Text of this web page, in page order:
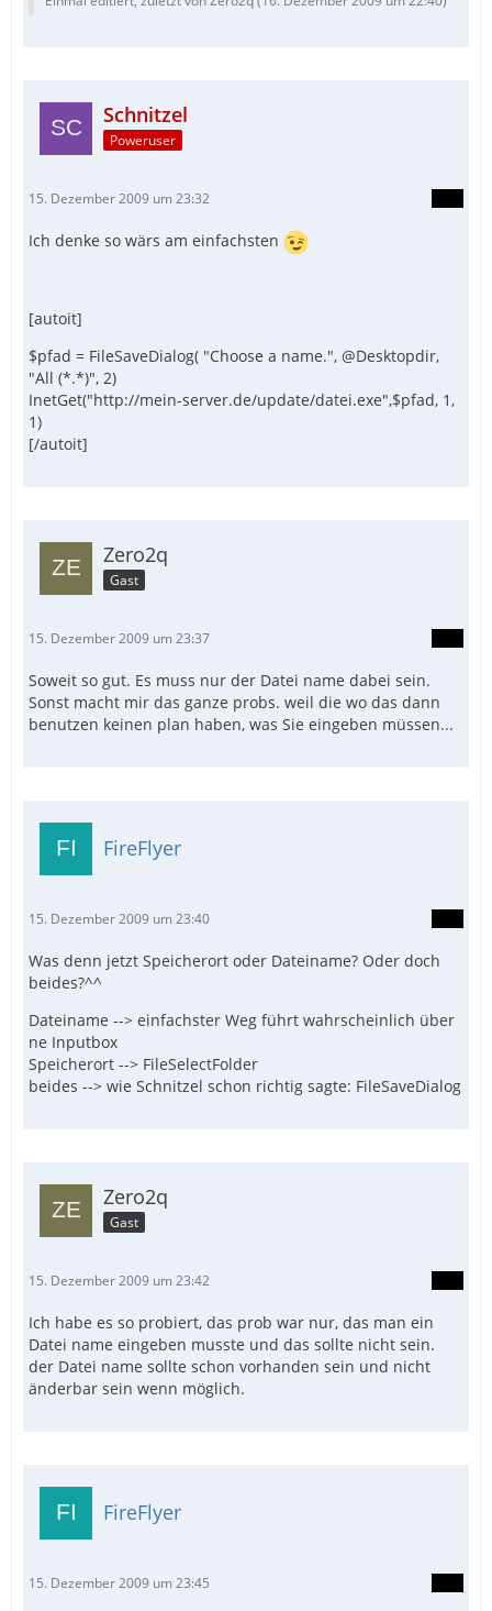
Schnitzel
Poweruser
15. Dezember 2009 um 23:32
Ich denke so wärs am einfachsten
[autoit]
$pfad = FileSaveDialog( "Choose a name.", @Desktopdir,
"All (*.*)", 2)
InetGet("http://mein-server.de/update/datei.exe",$pfad, 1,
1)
[/autoit]
Zero2q
Gast
15. Dezember 2009 um 23:37
Soweit so gut. Es muss nur der Datei name dabei sein.
Sonst macht mir das ganze probs. weil die wo das dann
benutzen keinen plan haben, was Sie eingeben müssen...
FireFlyer
15. Dezember 2009 um 23:40
Was denn jetzt Speicherort oder Dateiname? Oder doch
beides?^^
Dateiname --> einfachster Weg führt wahrscheinlich über
ne Inputbox
Speicherort --> FileSelectFolder
beides --> wie Schnitzel schon richtig sagte: FileSaveDialog
Zero2q
Gast
15. Dezember 2009 um 23:42
Ich habe es so probiert, das prob war nur, das man ein
Datei name eingeben musste und das sollte nicht sein.
der Datei name sollte schon vorhanden sein und nicht
änderbar sein wenn möglich.
FireFlyer
15. Dezember 2009 um 23:45